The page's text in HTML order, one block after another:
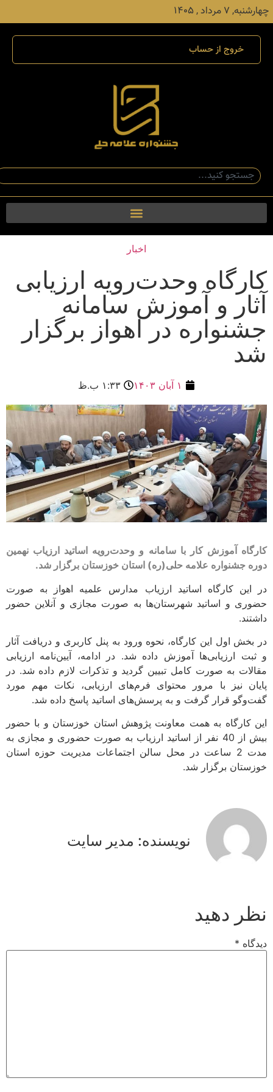
چهارشنبه, ۷ مرداد , ۱۴۰۵
خروج از حساب
اخبار
کارگاه وحدت‌رویه ارزیابی
آثار و آموزش سامانه
جشنواره در اهواز برگزار
شد
۱ آبان ۱۴۰۳ ۱:۳۳ ب.ظ
کارگاه آموزش کار با سامانه و وحدت‌رویه اساتید ارزیاب نهمین
دوره جشنواره علامه حلی(ره) استان خوزستان برگزار شد.
در این کارگاه اساتید ارزیاب مدارس علمیه اهواز به صورت
حضوری و اساتید شهرستان‌ها به صورت مجازی و آنلاین حضور
داشتند.
در بخش اول این کارگاه، نحوه ورود به پنل کاربری و دریافت آثار
و ثبت ارزیابی‌ها آموزش داده شد. در ادامه، آیین‌نامه ارزیابی
مقالات به صورت کامل تبیین گردید و تذکرات لازم داده شد. در
پایان نیز با مرور محتوای فرم‌های ارزیابی، نکات مهم مورد
گفت‌وگو قرار گرفت و به پرسش‌های اساتید پاسخ داده شد.
این کارگاه به همت معاونت پژوهش استان خوزستان و با حضور
بیش از 40 نفر از اساتید ارزیاب به صورت حضوری و مجازی به
مدت 2 ساعت در محل سالن اجتماعات مدیریت حوزه استان
خوزستان برگزار شد.
نویسنده: مدیر سایت
نظر دهید
دیدگاه*